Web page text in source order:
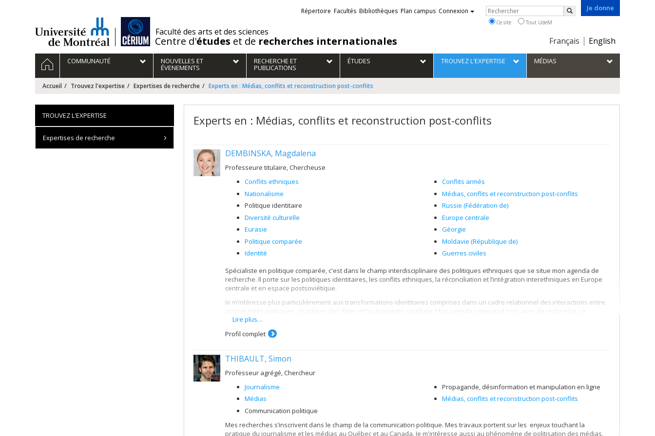
Faculté des arts et des sciences
Centre d'études et de recherches internationales
Je donne
Choix
la
langue
Français English
Liens
externes
Répertoire Facultés Bibliothèques Plan campus Connexion Rechercher
Rechercher
Ce site Tout UdeM
Navigation
principale
ACCUEILCOMMUNAUTÉ NOUVELLES ET
ÉVENEMENTS
RECHERCHE ET
PUBLICATIONS
ÉTUDES TROUVEZ L'EXPERTISE MÉDIAS
Accueil Trouvez l'expertise Expertises de recherche Experts en : Médias, conflits et reconstruction post-conflits
Experts en : Médias, conflits et reconstruction post-conflits
DEMBINSKA, Magdalena
Professeure titulaire, Chercheuse
Conflits ethniques
Nationalisme
Politique identitaire
Diversité culturelle
Eurasie
Politique comparée
Identité
Conflits armés
Médias, conflits et reconstruction post-conflits
Russie (Fédération de)
Europe centrale
Géorgie
Moldavie (République de)
Guerres civiles
Spécialiste en politique comparée, c'est dans le champ interdisciplinaire des politiques ethniques que se situe mon agenda de
recherche. Il porte sur les politiques identitaires, les conflits ethniques, la réconciliation et l’intégration interethniques en Europe
centrale et en espace postsoviétique.
Je m’intéresse plus particulièrement aux transformations identitaires comprises dans un cadre relationnel des interactions entre
opportunités politiques, stratégies des élites et la réceptivité sociétale. Mon agenda comprend trois axes de recherche. Le
premier explore les politiques de la reconnaissance et les mouvements ethno-politiques dans les pays post-communistes. Le
deuxième étudie les processus de la construction des nations et porte principalement sur les politiques historiques dans les
sociétés post-conflits armés et les de fato États, soit le Chypre turque, l'Abkhazie (Géorgie) et la Transnistrie (Moldova). Le
sociétés divisées. Avec Françoise Montambeault, nous étudions, par exemple, les mécanismes de délibération propices à la
formation des identités politiques collectives.
Lire plus…
Profil complet
THIBAULT, Simon
Professeur agrégé, Chercheur
Journalisme
Médias
Communication politique
Propagande, désinformation et manipulation en ligne
Médias, conflits et reconstruction post-conflits
Mes recherches s’inscrivent dans le champ de la communication politique. Mes travaux portent sur les enjeux touchant la
pratique du journalisme et les médias au Québec et au Canada. Je m'intéresse aussi au phénomène de politisation des médias,
TROUVEZ L'EXPERTISE
Expertises de recherche